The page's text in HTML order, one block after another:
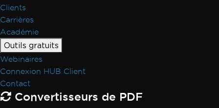
Signatures numériques
En-têtes/Pieds de page et sauts de page
Police cassée sur AWS Lambda
Clients
Carrières
Académie
Outils gratuits
Webinaires
Connexion HUB Client
Contact
Convertisseurs de PDF